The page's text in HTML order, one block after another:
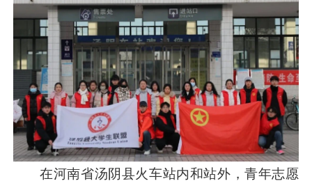
在河南省汤阴县火车站内和站外，青年志愿